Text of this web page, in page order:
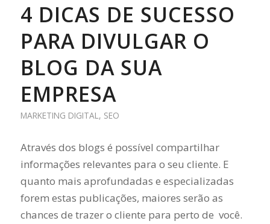
4 DICAS DE SUCESSO
PARA DIVULGAR O
BLOG DA SUA
EMPRESA
MARKETING DIGITAL, SEO
Através dos blogs é possível compartilhar
informações relevantes para o seu cliente. E
quanto mais aprofundadas e especializadas
forem estas publicações, maiores serão as
chances de trazer o cliente para perto de você.